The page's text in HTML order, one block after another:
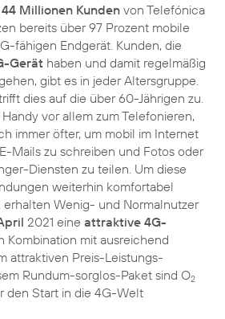
Millionen Kundenvon Telefónica
bereits über 97 Prozent mobile
fähigen Endgerät. Kunden, die
Gerät haben und damit regelmäßig
gibt es in jeder Altersgruppe.
dies auf die über 60-Jährigen zu.
vor allem zum Telefonieren,
immer öfter, um mobil im Internet
Mails zu schreiben und Fotos oder
Diensten zu teilen. Um diese
weiterhin komfortabel
erhalten Wenig- und Normalnutzer
2021 eine attraktive 4G-
Kombination mit ausreichend
attraktiven Preis-Leistungs-
Rundum-sorglos-Paket sind O2
den Start in die 4G-Welt